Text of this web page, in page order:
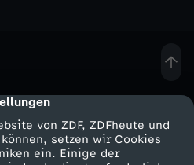
von ZDF, ZDFheute und
setzen wir Cookies
ein. Einige der